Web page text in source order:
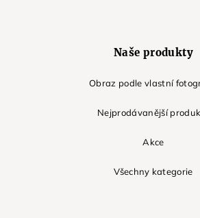
Naše produkty
Obraz podle vlastní
Nejprodávanější
Akce
Všechny kategorie